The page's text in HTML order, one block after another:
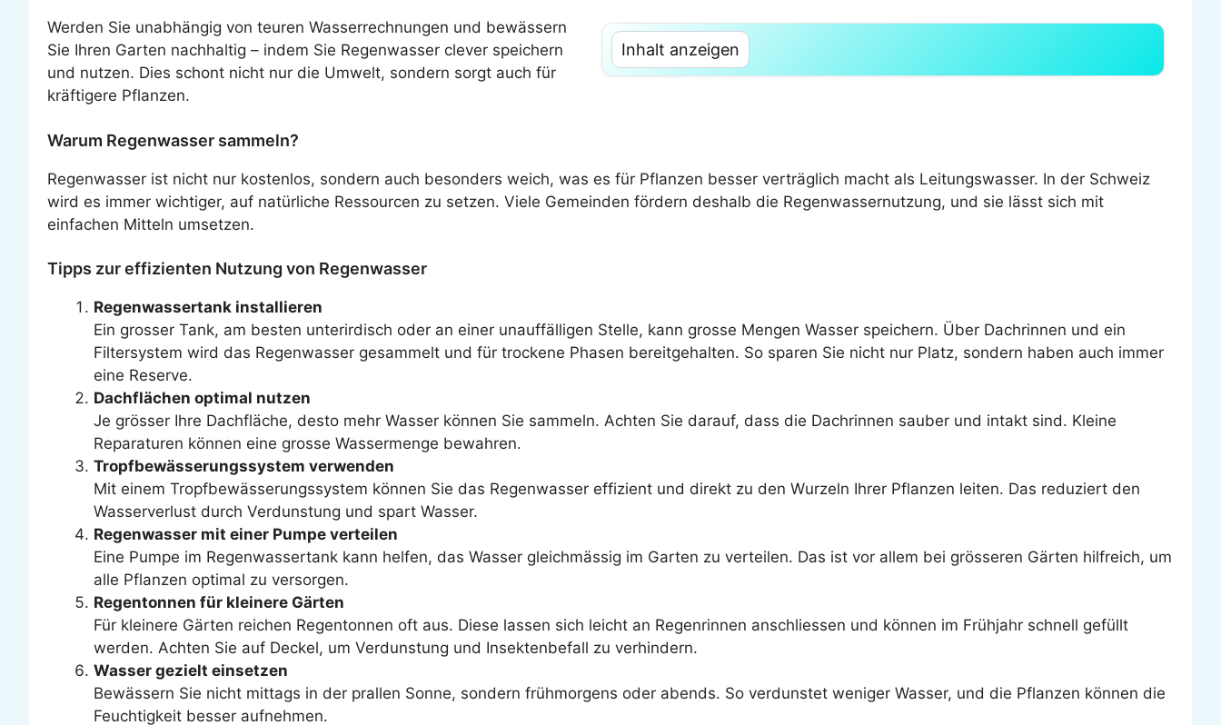
Inhalt anzeigen
Werden Sie unabhängig von teuren Wasserrechnungen und bewässern
Sie Ihren Garten nachhaltig – indem Sie Regenwasser clever speichern
und nutzen. Dies schont nicht nur die Umwelt, sondern sorgt auch für
kräftigere Pflanzen.
Warum Regenwasser sammeln?
Regenwasser ist nicht nur kostenlos, sondern auch besonders weich, was es für Pflanzen besser verträglich macht als Leitungswasser. In der Schweiz
wird es immer wichtiger, auf natürliche Ressourcen zu setzen. Viele Gemeinden fördern deshalb die Regenwassernutzung, und sie lässt sich mit
einfachen Mitteln umsetzen.
Tipps zur effizienten Nutzung von Regenwasser
Regenwassertank installieren
Ein grosser Tank, am besten unterirdisch oder an einer unauffälligen Stelle, kann grosse Mengen Wasser speichern. Über Dachrinnen und ein
Filtersystem wird das Regenwasser gesammelt und für trockene Phasen bereitgehalten. So sparen Sie nicht nur Platz, sondern haben auch immer
eine Reserve.
Dachflächen optimal nutzen
Je grösser Ihre Dachfläche, desto mehr Wasser können Sie sammeln. Achten Sie darauf, dass die Dachrinnen sauber und intakt sind. Kleine
Reparaturen können eine grosse Wassermenge bewahren.
Tropfbewässerungssystem verwenden
Mit einem Tropfbewässerungssystem können Sie das Regenwasser effizient und direkt zu den Wurzeln Ihrer Pflanzen leiten. Das reduziert den
Wasserverlust durch Verdunstung und spart Wasser.
Regenwasser mit einer Pumpe verteilen
Eine Pumpe im Regenwassertank kann helfen, das Wasser gleichmässig im Garten zu verteilen. Das ist vor allem bei grösseren Gärten hilfreich, um
alle Pflanzen optimal zu versorgen.
Regentonnen für kleinere Gärten
Für kleinere Gärten reichen Regentonnen oft aus. Diese lassen sich leicht an Regenrinnen anschliessen und können im Frühjahr schnell gefüllt
werden. Achten Sie auf Deckel, um Verdunstung und Insektenbefall zu verhindern.
Wasser gezielt einsetzen
Bewässern Sie nicht mittags in der prallen Sonne, sondern frühmorgens oder abends. So verdunstet weniger Wasser, und die Pflanzen können die
Feuchtigkeit besser aufnehmen.